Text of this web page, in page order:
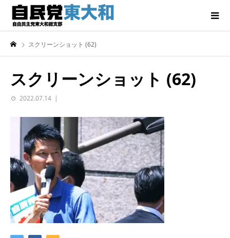
スクリーンショット (62)
スクリーンショット (62)
2022.07.14